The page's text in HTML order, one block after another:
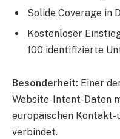
Solide Coverage in
Kostenloser
100 identifizierte
Besonderheit: Einer
Website-Intent-Daten
europäischen Kontakt-
verbindet.